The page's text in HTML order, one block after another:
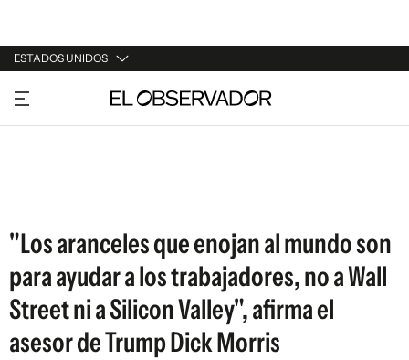
ESTADOS UNIDOS
URUGUAY
ARGENTINA
"Los aranceles que enojan al mundo son
para ayudar a los trabajadores, no a Wall
Street ni a Silicon Valley", afirma el
asesor de Trump Dick Morris